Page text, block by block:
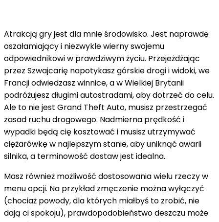
Atrakcją gry jest dla mnie środowisko. Jest naprawdę
oszałamiający i niezwykle wierny swojemu
odpowiednikowi w prawdziwym życiu. Przejeżdżając
przez Szwajcarię napotykasz górskie drogi i widoki, we
Francji odwiedzasz winnice, a w Wielkiej Brytanii
podróżujesz długimi autostradami, aby dotrzeć do celu.
Ale to nie jest Grand Theft Auto, musisz przestrzegać
zasad ruchu drogowego. Nadmierna prędkość i
wypadki będą cię kosztować i musisz utrzymywać
ciężarówkę w najlepszym stanie, aby uniknąć awarii
silnika, a terminowość dostaw jest idealna.
Masz również możliwość dostosowania wielu rzeczy w
menu opcji. Na przykład zmęczenie można wyłączyć
(chociaż powody, dla których miałbyś to zrobić, nie
dają ci spokoju), prawdopodobieństwo deszczu może